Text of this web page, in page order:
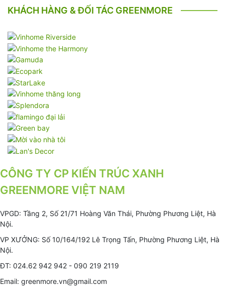
KHÁCH HÀNG & ĐỐI TÁC GREENMORE
CÔNG TY CP KIẾN TRÚC XANH
GREENMORE VIỆT NAM
VPGD: Tầng 2, Số 21/71 Hoàng Văn Thái, Phường Phương Liệt, Hà
Nội.
VP XƯỞNG: Số 10/164/192 Lê Trọng Tấn, Phường Phương Liệt, Hà
Nội.
ĐT: 024.62 942 942 - 090 219 2119
Email: greenmore.vn@gmail.com